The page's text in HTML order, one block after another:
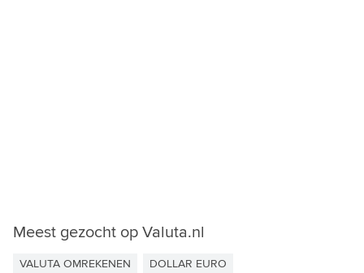
Meest gezocht op Valuta.nl
VALUTA OMREKENEN DOLLAR EURO